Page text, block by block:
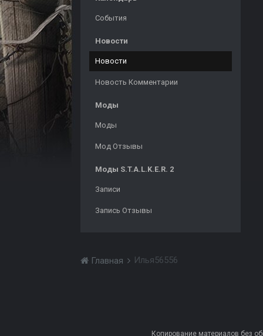
События
Новости
Новости
Новость Комментарии
Моды
Моды
Мод Отзывы
Моды S.T.A.L.K.E.R. 2
Записи
Запись Отзывы
Главная Илья56556
Копирование материалов без